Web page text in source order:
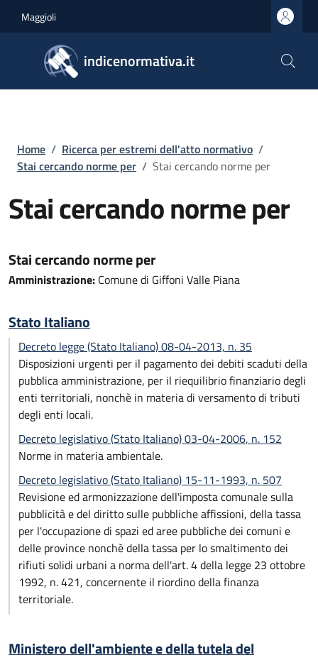
Maggioli
indicenormativa.it
Briciole di pane
Home / Ricerca per estremi dell'atto normativo /
Stai cercando norme per / Stai cercando norme per
Stai cercando norme per
Stai cercando norme per
Amministrazione: Comune di Giffoni Valle Piana
Stato Italiano
Decreto legge (Stato Italiano) 08-04-2013, n. 35
Disposizioni urgenti per il pagamento dei debiti scaduti della
pubblica amministrazione, per il riequilibrio finanziario degli
enti territoriali, nonchè in materia di versamento di tributi
degli enti locali.
Decreto legislativo (Stato Italiano) 03-04-2006, n. 152
Norme in materia ambientale.
Decreto legislativo (Stato Italiano) 15-11-1993, n. 507
Revisione ed armonizzazione dell'imposta comunale sulla
pubblicità e del diritto sulle pubbliche affissioni, della tassa
per l'occupazione di spazi ed aree pubbliche dei comuni e
delle province nonchè della tassa per lo smaltimento dei
rifiuti solidi urbani a norma dell'art. 4 della legge 23 ottobre
1992, n. 421, concernente il riordino della finanza
territoriale.
Ministero dell'ambiente e della tutela del